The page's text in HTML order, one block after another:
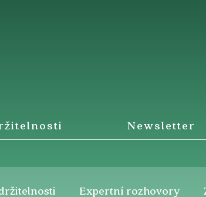
Newsletter
Expertní rozhovory